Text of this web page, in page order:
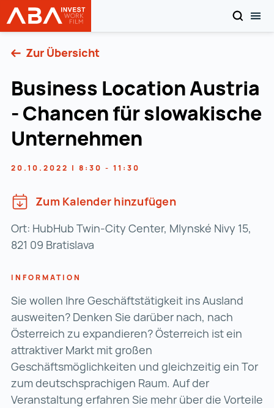
Startseite | INVEST in AUSTRIA
SUCHEN
Zur Übersicht
Business Location Austria
- Chancen für slowakische
Unternehmen
20.10.2022 | 8:30 - 11:30
Zum Kalender hinzufügen
Ort: HubHub Twin-City Center, Mlynské Nivy 15,
821 09 Bratislava
INFORMATION
Sie wollen Ihre Geschäftstätigkeit ins Ausland
ausweiten? Denken Sie darüber nach, nach
Österreich zu expandieren? Österreich ist ein
attraktiver Markt mit großen
Geschäftsmöglichkeiten und gleichzeitig ein Tor
zum deutschsprachigen Raum. Auf der
Veranstaltung erfahren Sie mehr über die Vorteile